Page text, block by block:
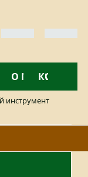
ОБЗОРЫ
О МАГАЗИНЕ
инструмент